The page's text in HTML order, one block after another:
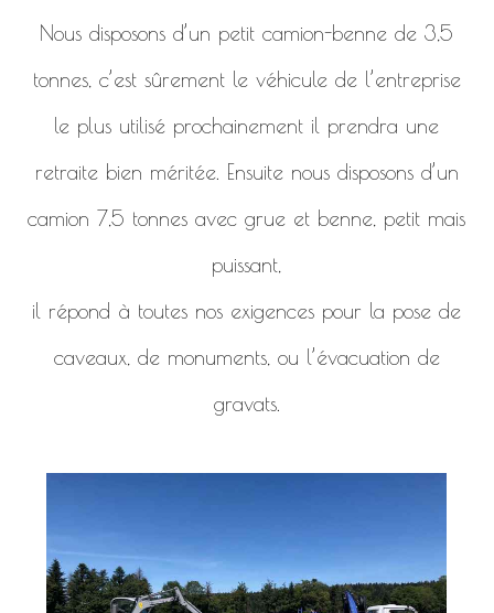
Nous disposons d’un petit camion-benne de 3,5
tonnes, c’est sûrement le véhicule de l’entreprise
le plus utilisé prochainement il prendra une
retraite bien méritée. Ensuite nous disposons d’un
camion 7,5 tonnes avec grue et benne, petit mais
puissant,
il répond à toutes nos exigences pour la pose de
caveaux, de monuments, ou l’évacuation de
gravats.